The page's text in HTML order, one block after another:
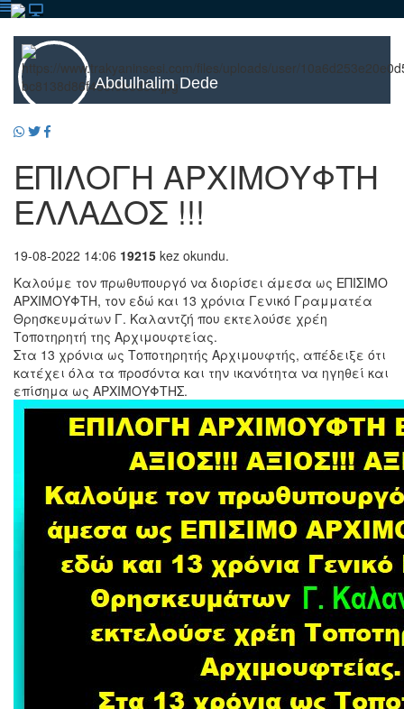
Abdulhalim Dede
ΕΠΙΛΟΓΗ ΑΡΧΙΜΟΥΦΤΗ
ΕΛΛΑΔΟΣ !!!
19-08-2022 14:06 19215 kez okundu.
Καλούμε τον πρωθυπουργό να διορίσει άμεσα ως ΕΠΙΣΙΜΟ
ΑΡΧΙΜΟΥΦΤΗ, τον εδώ και 13 χρόνια Γενικό Γραμματέα
Θρησκευμάτων Γ. Καλαντζή που εκτελούσε χρέη
Τοποτηρητή της Αρχιμουφτείας.
Στα 13 χρόνια ως Τοποτηρητής Αρχιμουφτής, απέδειξε ότι
κατέχει όλα τα προσόντα και την ικανότητα να ηγηθεί και
επίσημα ως ΑΡΧΙΜΟΥΦΤΗΣ.